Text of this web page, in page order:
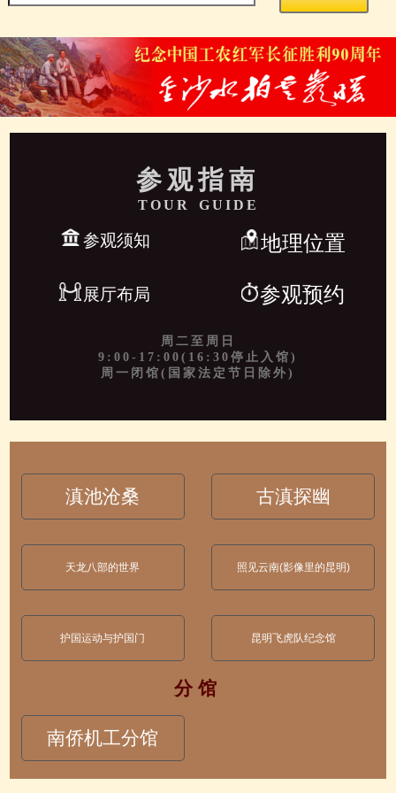
参观指南
TOUR GUIDE
参观须知 地理位置
展厅布局 参观预约
周二至周日
9:00-17:00(16:30停止入馆)
周一闭馆(国家法定节日除外)
滇池沧桑 古滇探幽
天龙八部的世界 照见云南(影像里的昆明)
护国运动与护国门 昆明飞虎队纪念馆
分 馆
南侨机工分馆